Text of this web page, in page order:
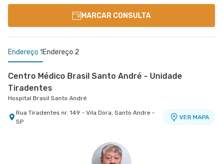
MARCAR CONSULTA
Endereço 1 Endereço 2
Centro Médico Brasil Santo André - Unidade
Tiradentes
Hospital Brasil Santo André
Rua Tiradentes nr. 149 - Vila Dora, Santo Andre -
SP
VER MAPA